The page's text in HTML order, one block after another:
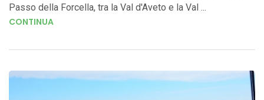
Passo della Forcella, tra la Val d'Aveto e la Val ...
CONTINUA